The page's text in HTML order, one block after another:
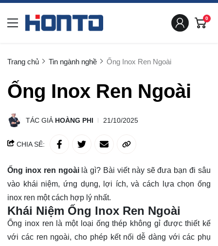
0
Trang chủ Tin ngành nghề Ống Inox Ren Ngoài
Ống Inox Ren Ngoài
TÁC GIẢ HOÀNG PHI 21/10/2025
CHIA SẺ:
Ống inox ren ngoàilà gì? Bài viết này sẽ đưa bạn đi sâu
vào khái niệm, ứng dụng, lợi ích, và cách lựa chọn ống
inox ren một cách hợp lý nhất.
Khái Niệm Ống Inox Ren Ngoài
Ống inox ren là một loại ống thép không gỉ được thiết kế
với các ren ngoài, cho phép kết nối dễ dàng với các phụ